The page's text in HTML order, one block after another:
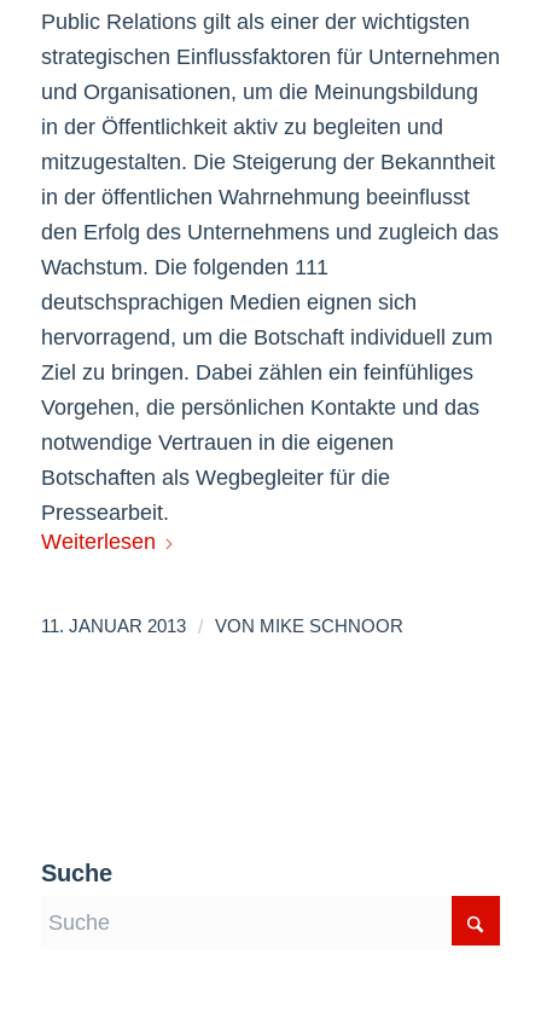
Public Relations gilt als einer der wichtigsten
strategischen Einflussfaktoren für Unternehmen
und Organisationen, um die Meinungsbildung
in der Öffentlichkeit aktiv zu begleiten und
mitzugestalten. Die Steigerung der Bekanntheit
in der öffentlichen Wahrnehmung beeinflusst
den Erfolg des Unternehmens und zugleich das
Wachstum. Die folgenden 111
deutschsprachigen Medien eignen sich
hervorragend, um die Botschaft individuell zum
Ziel zu bringen. Dabei zählen ein feinfühliges
Vorgehen, die persönlichen Kontakte und das
notwendige Vertrauen in die eigenen
Botschaften als Wegbegleiter für die
Pressearbeit.
Weiterlesen
11. JANUAR 2013 / VON MIKE SCHNOOR
Suche